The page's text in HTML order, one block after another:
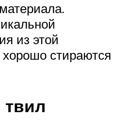
из этой
хорошо стираются